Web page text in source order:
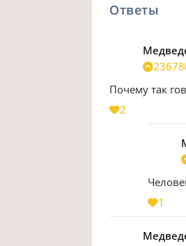
Ответы
23678
Почему так
2
1